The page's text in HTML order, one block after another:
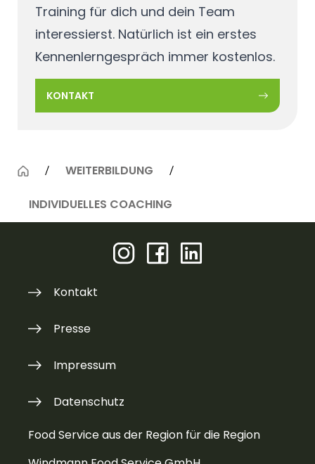
Training für dich und dein Team
interessierst. Natürlich ist ein erstes
Kennenlerngespräch immer kostenlos.
KONTAKT
WEITERBILDUNG
INDIVIDUELLES COACHING
Food Service aus der Region für die Region
Kontakt
Presse
Impressum
Datenschutz